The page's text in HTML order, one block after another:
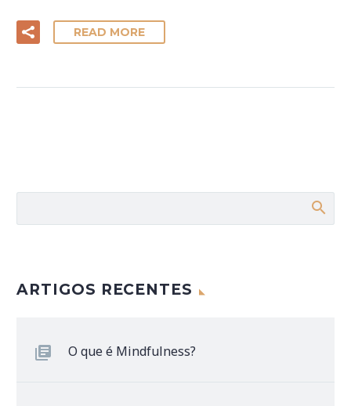
READ MORE
ARTIGOS RECENTES
O que é Mindfulness?